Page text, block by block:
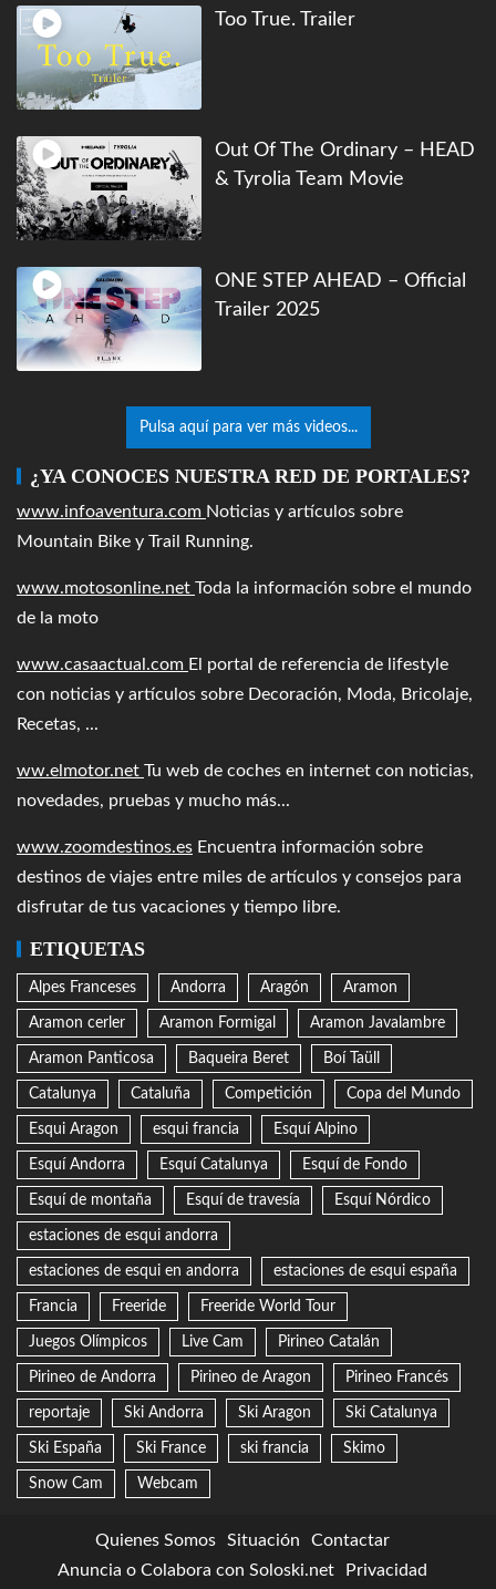
Too True. Trailer
Out Of The Ordinary – HEAD
& Tyrolia Team Movie
ONE STEP AHEAD – Official
Trailer 2025
Pulsa aquí para ver más videos...
¿YA CONOCES NUESTRA RED DE PORTALES?
www.infoaventura.com Noticias y artículos sobre
Mountain Bike y Trail Running.
www.motosonline.net Toda la información sobre el mundo
de la moto
www.casaactual.com El portal de referencia de lifestyle
con noticias y artículos sobre Decoración, Moda, Bricolaje,
Recetas, ...
ww.elmotor.net Tu web de coches en internet con noticias,
novedades, pruebas y mucho más...
www.zoomdestinos.es Encuentra información sobre
destinos de viajes entre miles de artículos y consejos para
disfrutar de tus vacaciones y tiempo libre.
ETIQUETAS
Alpes Franceses Andorra Aragón Aramon
Aramon cerler Aramon Formigal Aramon Javalambre
Aramon Panticosa Baqueira Beret Boí Taüll
Catalunya Cataluña Competición Copa del Mundo
Esqui Aragon esqui francia Esquí Alpino
Esquí Andorra Esquí Catalunya Esquí de Fondo
Esquí de montaña Esquí de travesía Esquí Nórdico
estaciones de esqui andorra
estaciones de esqui en andorra estaciones de esqui españa
Francia Freeride Freeride World Tour
Juegos Olímpicos Live Cam Pirineo Catalán
Pirineo de Andorra Pirineo de Aragon Pirineo Francés
reportaje Ski Andorra Ski Aragon Ski Catalunya
Ski España Ski France ski francia Skimo
Snow Cam Webcam
Quienes Somos Situación
Contactar
Anuncia o Colabora con Soloski.net
Privacidad